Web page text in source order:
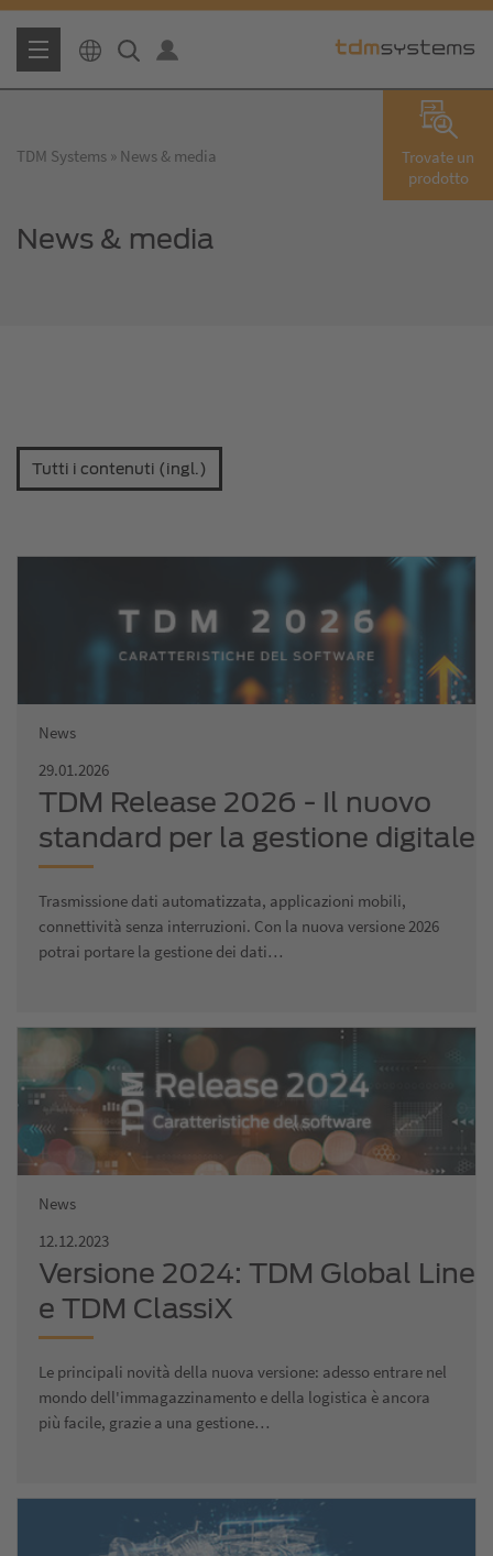
Trovate un
prodotto
TDM Systems News & media
News & media
Tutti i contenuti (ingl.)
News
29.01.2026
TDM Release 2026 - Il nuovo
standard per la gestione digitale
dello shopfloor
Trasmissione dati automatizzata, applicazioni mobili,
connettività senza interruzioni. Con la nuova versione 2026
potrai portare la gestione dei dati…
News
12.12.2023
Versione 2024: TDM Global Line
e TDM ClassiX
Le principali novità della nuova versione: adesso entrare nel
mondo dell'immagazzinamento e della logistica è ancora
più facile, grazie a una gestione…